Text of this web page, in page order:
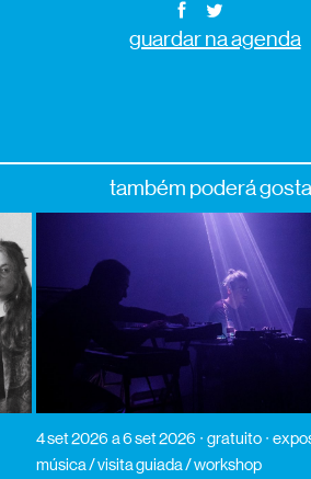
guardar na agenda
também poderá
4 set 2026a 6 set 2026 gratuito
música / visita guiada / workshop